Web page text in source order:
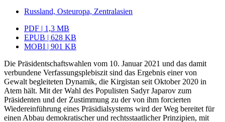
Russland, Osteuropa, Zentralasien
PDF | 1,3 MB
EPUB | 628 KB
MOBI | 901 KB
Die Präsidentschaftswahlen vom 10. Januar 2021 und das damit
verbundene Ver­fassungsplebiszit sind das Ergebnis einer von
Gewalt begleiteten Dynamik, die Kir­gistan seit Oktober 2020 in
Atem hält. Mit der Wahl des Populisten Sadyr Japarov zum
Präsidenten und der Zustimmung zu der von ihm forcierten
Wiedereinführung eines Präsidialsystems wird der Weg bereitet für
einen Abbau demokratischer und rechtsstaatlicher Prinzipien, mit